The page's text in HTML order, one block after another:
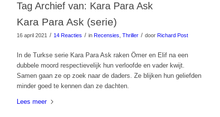
Tag Archief van: Kara Para Ask
Kara Para Ask (serie)
16 april 2021 / 14 Reacties / in Recensies Thriller / door Richard Post
In de Turkse serie Kara Para Ask raken Ömer en Elif na een
dubbele moord respectievelijk hun verloofde en vader kwijt.
Samen gaan ze op zoek naar de daders. Ze blijken hun geliefden
minder goed te kennen dan ze dachten.
Lees meer